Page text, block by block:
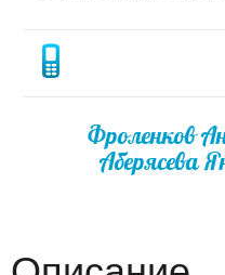
Фроленков
Аберясева